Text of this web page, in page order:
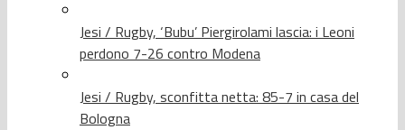
Jesi / Rugby, ‘Bubu’ Piergirolami lascia: i Leoni
perdono 7-26 contro Modena
Jesi / Rugby, sconfitta netta: 85-7 in casa del
Bologna